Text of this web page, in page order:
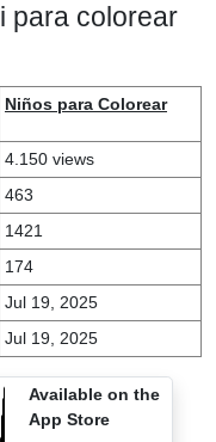
para colorear
Niños para Colorear
4.150 views
463
1421
174
Jul 19, 2025
Jul 19, 2025
Available on the
App Store